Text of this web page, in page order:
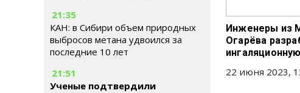
21:35
КАН: в Сибири объем природных
выбросов метана удвоился за
последние 10 лет
21:51
Ученые подтвердили
Инженеры из
Огарёва
22 июня 2023,